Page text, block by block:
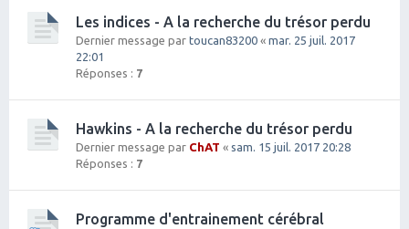
Les indices - A la recherche du trésor perdu
Dernier message par toucan83200 « mar. 25 juil. 2017
22:01
Réponses : 7
Hawkins - A la recherche du trésor perdu
Dernier message par ChAT « sam. 15 juil. 2017 20:28
Réponses : 7
Programme d'entrainement cérébral